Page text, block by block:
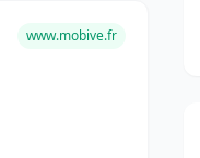
www.mobive.fr